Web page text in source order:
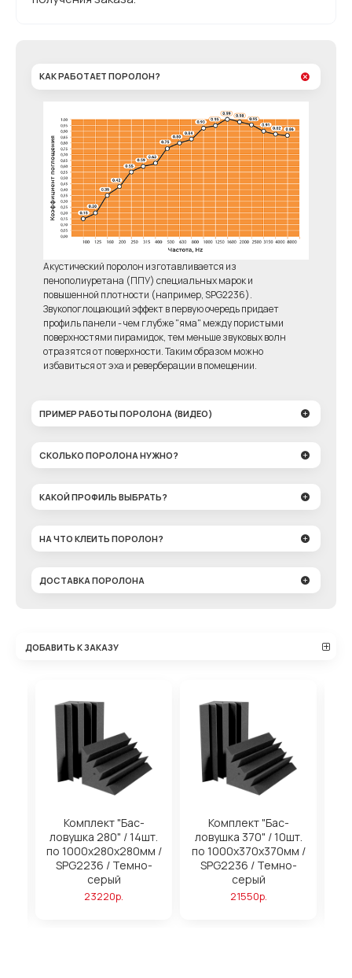
КАК РАБОТАЕТ ПОРОЛОН?
Акустический поролон изготавливается из
пенополиуретана (ППУ) специальных марок и
повышенной плотности (например, SPG2236).
Звукопоглощающий эффект в первую очередь придает
профиль панели - чем глубже "яма" между пористыми
поверхностями пирамидок, тем меньше звуковых волн
отразятся от поверхности. Таким образом можно
избавиться от эха и реверберации в помещении.
ПРИМЕР РАБОТЫ ПОРОЛОНА (ВИДЕО)
СКОЛЬКО ПОРОЛОНА НУЖНО?
КАКОЙ ПРОФИЛЬ ВЫБРАТЬ?
НА ЧТО КЛЕИТЬ ПОРОЛОН?
ДОСТАВКА ПОРОЛОНА
ДОБАВИТЬ К ЗАКАЗУ
Комплект "Бас-
ловушка 280" / 14шт.
по 1000х280х280мм /
SPG2236 / Темно-
серый
23220р.
Комплект "Бас-
ловушка 370" / 10шт.
по 1000х370х370мм /
SPG2236 / Темно-
серый
21550р.